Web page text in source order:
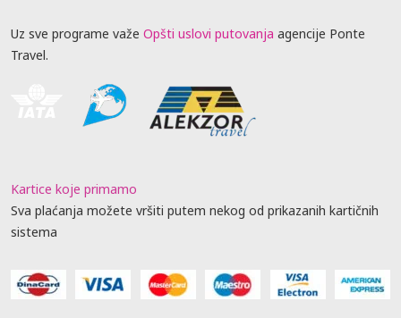
Uz sve programe važe Opšti uslovi putovanja agencije Ponte
Travel.
Kartice koje primamo
Sva plaćanja možete vršiti putem nekog od prikazanih kartičnih
sistema